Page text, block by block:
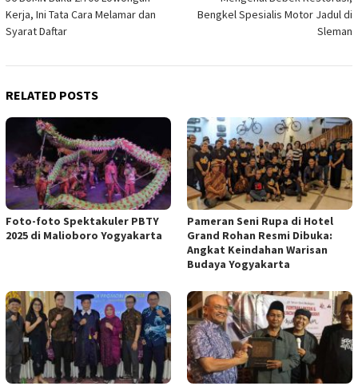
Kerja, Ini Tata Cara Melamar dan
Syarat Daftar
Bengkel Spesialis Motor Jadul di
Sleman
RELATED POSTS
Foto-foto Spektakuler PBTY
2025 di Malioboro Yogyakarta
Pameran Seni Rupa di Hotel
Grand Rohan Resmi Dibuka:
Angkat Keindahan Warisan
Budaya Yogyakarta